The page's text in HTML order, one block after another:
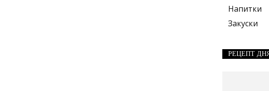
Напитки
Закуски
РЕЦЕПТ